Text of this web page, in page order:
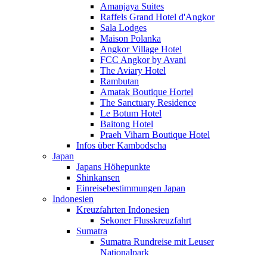
Amanjaya Suites
Raffels Grand Hotel d'Angkor
Sala Lodges
Maison Polanka
Angkor Village Hotel
FCC Angkor by Avani
The Aviary Hotel
Rambutan
Amatak Boutique Hortel
The Sanctuary Residence
Le Botum Hotel
Baitong Hotel
Praeh Viharn Boutique Hotel
Infos über Kambodscha
Japan
Japans Höhepunkte
Shinkansen
Einreisebestimmungen Japan
Indonesien
Kreuzfahrten Indonesien
Sekoner Flusskreuzfahrt
Sumatra
Sumatra Rundreise mit Leuser
Nationalpark